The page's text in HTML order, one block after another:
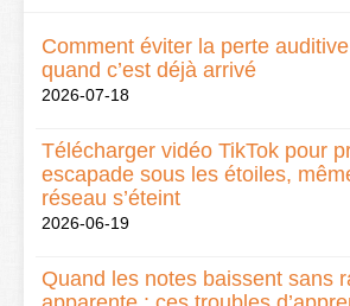
Comment éviter la perte
quand c’est déjà arrivé
2026-07-18
Télécharger vidéo TikTok pour
escapade sous les étoiles,
réseau s’éteint
2026-06-19
Quand les notes baissent sans